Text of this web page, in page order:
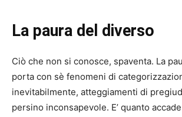
La paura del diverso
Ciò che non si conosce, spaventa. La
porta con sè fenomeni di
inevitabilmente, atteggiamenti di
persino inconsapevole. E’ quanto